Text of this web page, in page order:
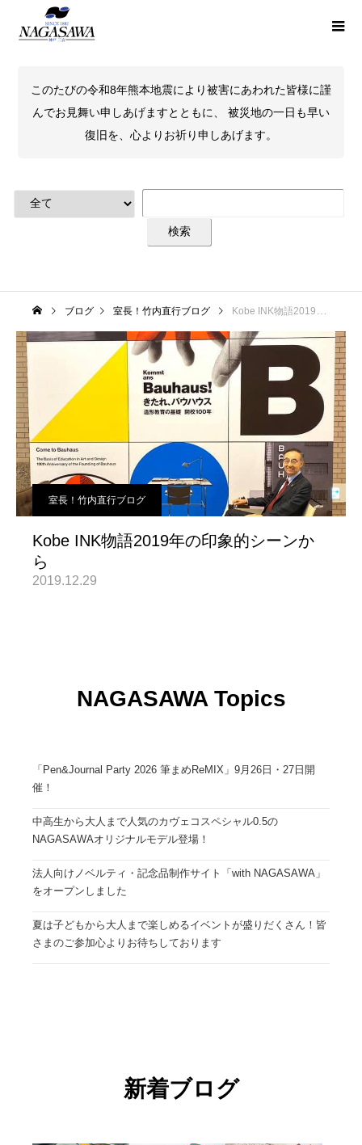
このたびの令和8年熊本地震により被害にあわれた皆様に謹
んでお見舞い申しあげますとともに、 被災地の一日も早い
復旧を、心よりお祈り申しあげます。
ブログ 室長！竹内直行ブログ Kobe INK物語2019年の印象的シーンから
室長！竹内直行ブログ
Kobe INK物語2019年の印象的シーンか
ら
2019.12.29
NAGASAWA Topics
「Pen&Journal Party 2026 筆まめReMIX」9月26日・27日開
催！
中高生から大人まで人気のカヴェコスペシャル0.5の
NAGASAWAオリジナルモデル登場！
法人向けノベルティ・記念品制作サイト「with NAGASAWA」
をオープンしました
夏は子どもから大人まで楽しめるイベントが盛りだくさん！皆
さまのご参加心よりお待ちしております
新着ブログ